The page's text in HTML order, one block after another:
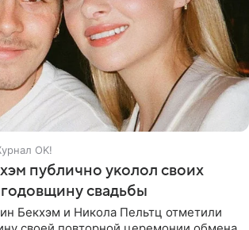
OK!
публично уколол своих
свадьбы
Бекхэм и Никола Пельтц отметили